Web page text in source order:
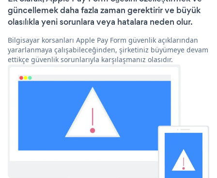
güncellemek daha fazla zaman gerektirir ve büyük
olasılıkla yeni sorunlara veya hatalara neden olur.
Bilgisayar korsanları Apple Pay Form güvenlik açıklarından
yararlanmaya çalışabileceğinden, şirketiniz büyümeye devam
ettikçe güvenlik sorunlarıyla karşılaşmanız olasıdır.